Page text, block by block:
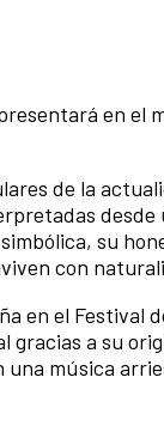
en el
de la
desde
su
con
en el Festival
gracias a su
música